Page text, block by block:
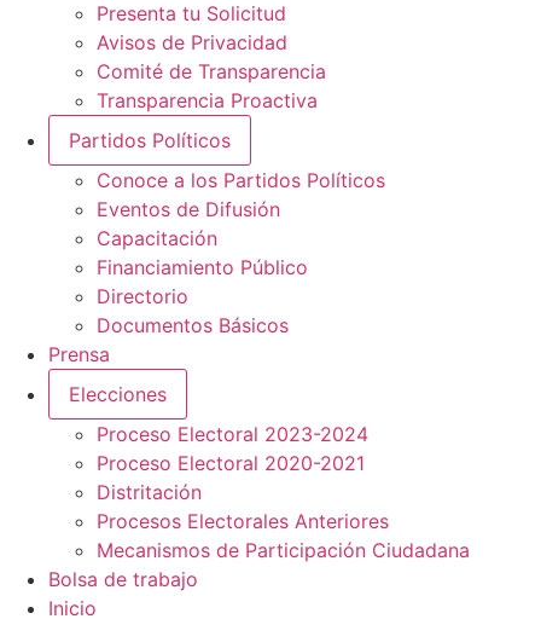
Presenta tu Solicitud
Avisos de Privacidad
Comité de Transparencia
Transparencia Proactiva
Partidos Políticos
Conoce a los Partidos Políticos
Eventos de Difusión
Capacitación
Financiamiento Público
Directorio
Documentos Básicos
Prensa
Elecciones
Proceso Electoral 2023-2024
Proceso Electoral 2020-2021
Distritación
Procesos Electorales Anteriores
Mecanismos de Participación Ciudadana
Bolsa de trabajo
Inicio